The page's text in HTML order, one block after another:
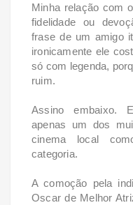
Minha relação com
fidelidade ou
frase de um amigo
ironicamente ele
só com legenda,
ruim.
Assino embaixo.
apenas um dos
cinema local
categoria.
A comoção pela
Oscar de Melhor